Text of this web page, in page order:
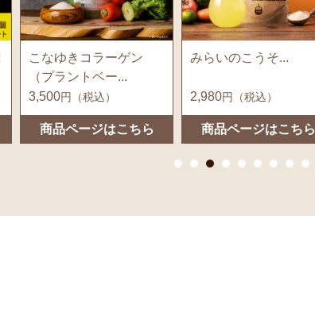
みらいのこうそ...
2,980円（税込）
商品ページはこちら
みらいのエステ...
2,980円（税込）
商品ページはこちら